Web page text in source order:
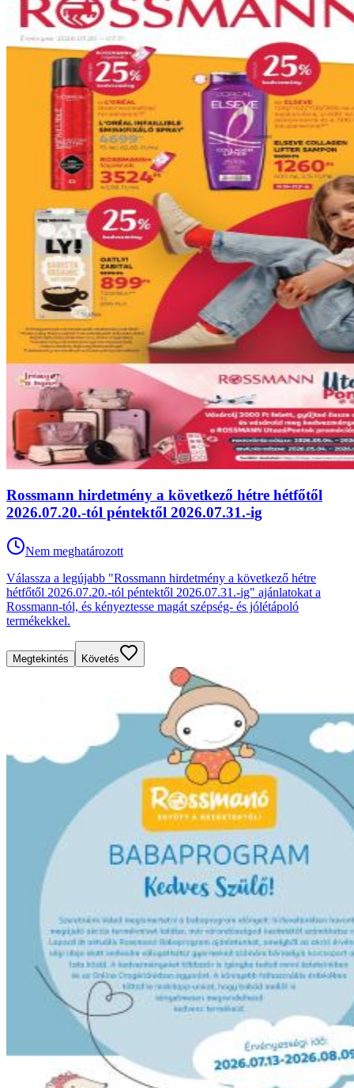
Rossmann hirdetmény a következő hétre hétfőtől
2026.07.20.-tól péntektől 2026.07.31.-ig
Nem meghatározott
Válassza a legújabb "Rossmann hirdetmény a következő hétre
hétfőtől 2026.07.20.-tól péntektől 2026.07.31.-ig" ajánlatokat a
Rossmann-tól, és kényeztesse magát szépség- és jólétápoló
termékekkel.
Megtekintés Követés